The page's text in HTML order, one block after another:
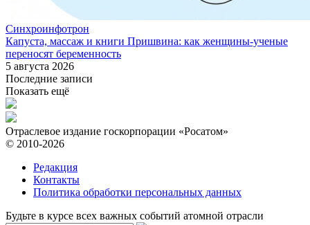
Синхроинфотрон
Капуста, массаж и книги Пришвина: как женщины-ученые
переносят беременность
5 августа 2026
Последние записи
Показать ещё
Отраслевое издание госкорпорации «Росатом»
© 2010-2026
Редакция
Контакты
Политика обработки персональных данных
Будьте в курсе всех важных событий атомной отрасли